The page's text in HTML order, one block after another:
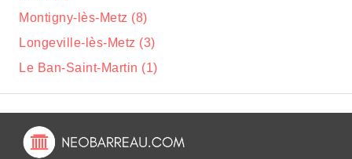
Montigny-lès-Metz (8)
Longeville-lès-Metz (3)
Le Ban-Saint-Martin (1)